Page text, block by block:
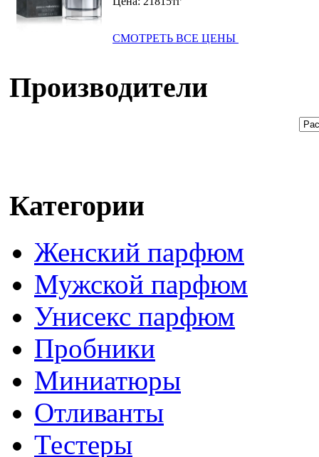
СМОТРЕТЬ ВСЕ ЦЕНЫ
Производители
Категории
Женский парфюм
Мужской парфюм
Унисекс парфюм
Пробники
Миниатюры
Отливанты
Тестеры